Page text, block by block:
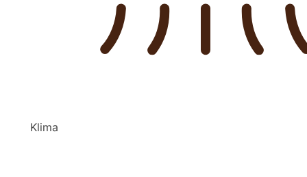
Klima